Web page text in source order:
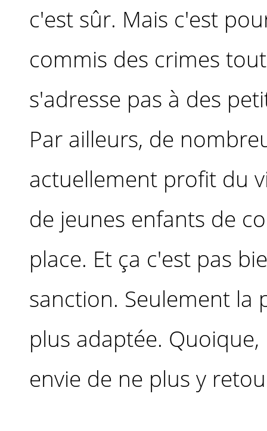
c'est sûr. Mais c'est
commis des crimes
s'adresse pas à des
Par ailleurs, de
actuellement profit du
de jeunes enfants de
place. Et ça c'est pas
sanction. Seulement la
plus adaptée.
envie de ne plus y